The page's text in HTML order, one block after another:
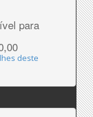
para
deste